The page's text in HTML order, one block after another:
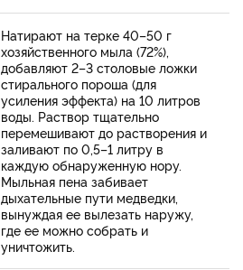
Натирают на терке 40–50 г
хозяйственного мыла (72%),
добавляют 2–3 столовые ложки
стирального пороша (для
усиления эффекта) на 10 литров
воды. Раствор тщательно
перемешивают до растворения и
заливают по 0,5–1 литру в
каждую обнаруженную нору.
Мыльная пена забивает
дыхательные пути медведки,
вынуждая ее вылезать наружу,
где ее можно собрать и
уничтожить.